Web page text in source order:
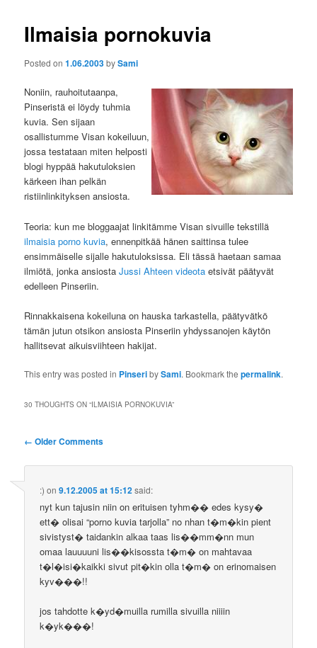
Ilmaisia pornokuvia
Posted on1.06.2003bySami
Noniin, rauhoitutaanpa,
Pinseristä ei löydy tuhmia
kuvia. Sen sijaan
osallistumme Visan kokeiluun,
jossa testataan miten helposti
blogi hyppää hakutuloksien
kärkeen ihan pelkän
ristiinlinkityksen ansiosta.
Teoria: kun me bloggaajat linkitämme Visan sivuille tekstillä
ilmaisia porno kuvia, ennenpitkää hänen saittinsa tulee
ensimmäiselle sijalle hakutuloksissa. Eli tässä haetaan samaa
ilmiötä, jonka ansiostaJussi Ahteen videota etsivät päätyvät
edelleen Pinseriin.
Rinnakkaisena kokeiluna on hauska tarkastella, päätyvätkö
tämän jutun otsikon ansiosta Pinseriin yhdyssanojen käytön
hallitsevat aikuisviihteen hakijat.
This entry was posted in PinseribySami. Bookmark thepermalink.
30 THOUGHTS ON “ILMAISIA PORNOKUVIA”
Comment
← Older Comments
:) on9.12.2005 at 15:12said:
nyt kun tajusin niin on erituisen tyhm�� edes kysy�
ett� olisai “porno kuvia tarjolla” no nhan t�m�kin pient
sivistyst� taidankin alkaa taas lis��mm�nn mun
omaa lauuuuni lis��kisossta t�m� on mahtavaa
t�l�isi�kaikki sivut pit�kin olla t�m� on erinomaisen
kyv���!!
jos tahdotte k�yd�muilla rumilla sivuilla niiiin
k�yk���!